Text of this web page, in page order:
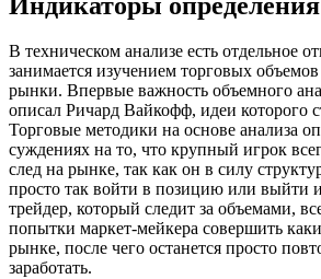
В техническом анализе есть отдельное
занимается изучением торговых
рынки. Впервые важность объемного
описал Ричард Вайкофф, идеи которого
Торговые методики на основе анализа
суждениях на то, что крупный игрок
след на рынке, так как он в силу
просто так войти в позицию или выйти
трейдер, который следит за объемами,
попытки маркет-мейкера совершить
рынке, после чего останется просто
заработать.